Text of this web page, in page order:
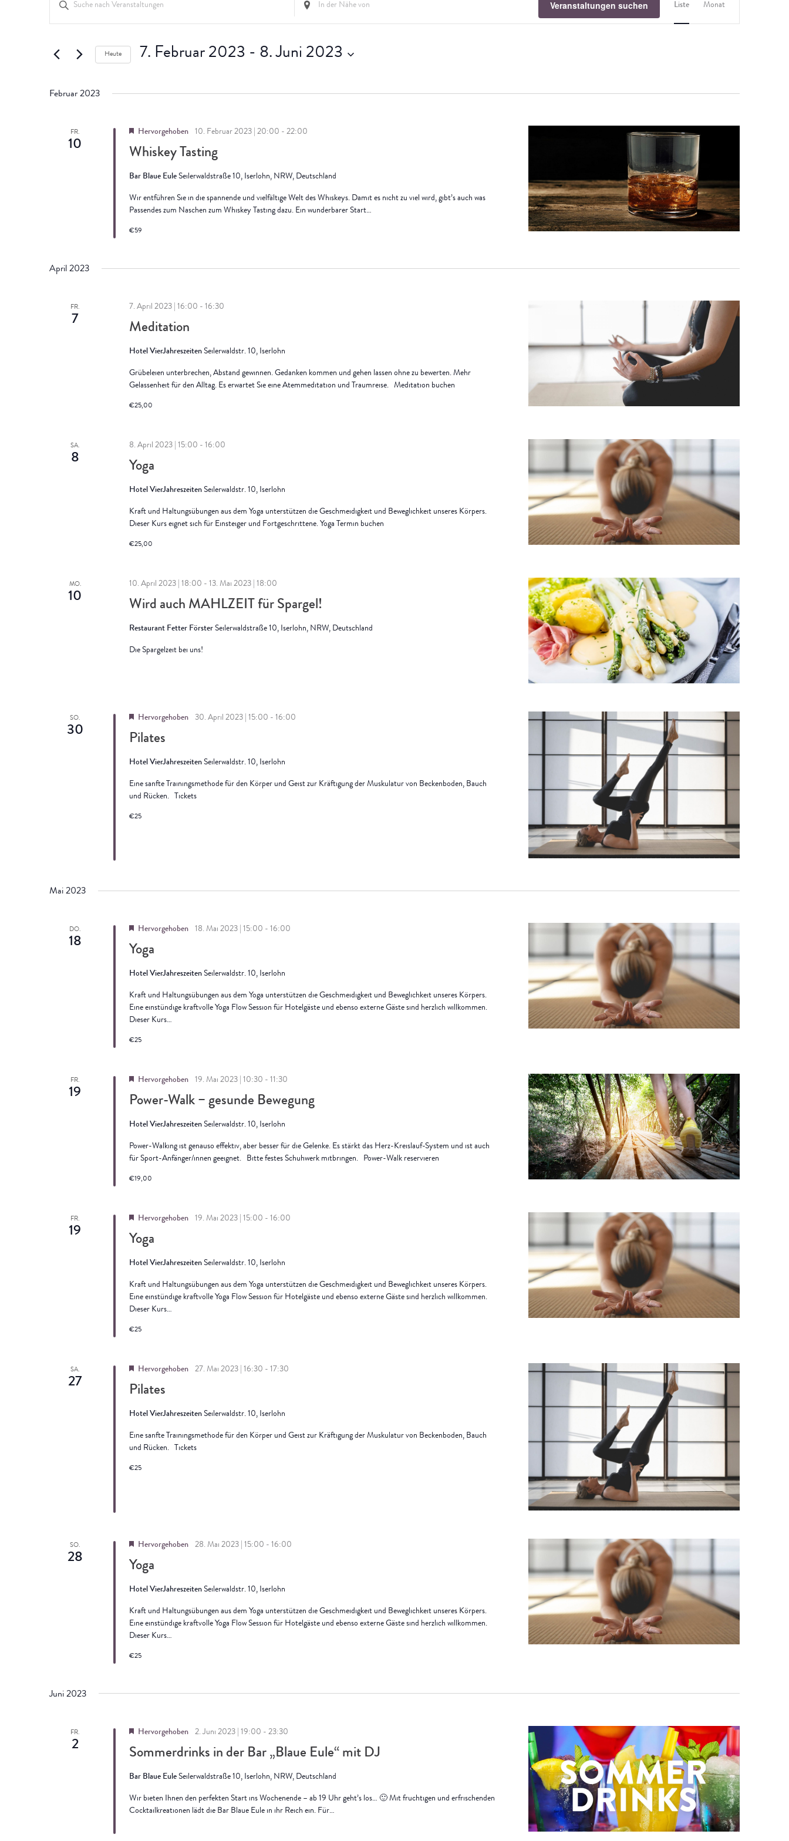
Suche
Navigation
Schlüsselwort
eingeben.
nach
Veranstaltungen
eingeben.
Suche
Veranstaltungen.
Veranstaltungen suchen Liste Monat
Heute 7. Februar 2023 - 8. Juni 2023
Februar 2023
FR.
10
Whiskey Tasting
Hervorgehoben 10. Februar 2023 | 20:00 - 22:00
Bar Blaue Eule Seilerwaldstraße 10, Iserlohn, NRW, Deutschland
Wir entführen Sie in die spannende und vielfältige Welt des Whiskeys. Damit es nicht zu viel wird, gibt’s auch was
Passendes zum Naschen zum Whiskey Tasting dazu. Ein wunderbarer Start…
€59
April 2023
FR.
7
Meditation
7. April 2023 | 16:00 - 16:30
Hotel VierJahreszeiten Seilerwaldstr. 10, Iserlohn
Grübeleien unterbrechen, Abstand gewinnen. Gedanken kommen und gehen lassen ohne zu bewerten. Mehr
Gelassenheit für den Alltag. Es erwartet Sie eine Atemmeditation und Traumreise. Meditation buchen
€25,00
SA.
8
Yoga
8. April 2023 | 15:00 - 16:00
Hotel VierJahreszeiten Seilerwaldstr. 10, Iserlohn
Kraft und Haltungsübungen aus dem Yoga unterstützen die Geschmeidigkeit und Beweglichkeit unseres Körpers.
Dieser Kurs eignet sich für Einsteiger und Fortgeschrittene. Yoga Termin buchen
€25,00
MO.
10
Wird auch MAHLZEIT für Spargel!
10. April 2023 | 18:00 - 13. Mai 2023 | 18:00
Restaurant Fetter Förster Seilerwaldstraße 10, Iserlohn, NRW, Deutschland
Die Spargelzeit bei uns!
SO.
30
Pilates
Hervorgehoben 30. April 2023 | 15:00 - 16:00
Hotel VierJahreszeiten Seilerwaldstr. 10, Iserlohn
Eine sanfte Trainingsmethode für den Körper und Geist zur Kräftigung der Muskulatur von Beckenboden, Bauch
und Rücken. Tickets
€25
Mai 2023
DO.
18
Yoga
Hervorgehoben 18. Mai 2023 | 15:00 - 16:00
Hotel VierJahreszeiten Seilerwaldstr. 10, Iserlohn
Kraft und Haltungsübungen aus dem Yoga unterstützen die Geschmeidigkeit und Beweglichkeit unseres Körpers.
Eine einstündige kraftvolle Yoga Flow Session für Hotelgäste und ebenso externe Gäste sind herzlich willkommen.
Dieser Kurs…
€25
FR.
19
Power-Walk – gesunde Bewegung
Hervorgehoben 19. Mai 2023 | 10:30 - 11:30
Hotel VierJahreszeiten Seilerwaldstr. 10, Iserlohn
Power-Walking ist genauso effektiv, aber besser für die Gelenke. Es stärkt das Herz-Kreislauf-System und ist auch
für Sport-Anfänger/innen geeignet. ​​​​​​​Bitte festes Schuhwerk mitbringen. Power-Walk reservieren
€19,00
FR.
19
Yoga
Hervorgehoben 19. Mai 2023 | 15:00 - 16:00
Hotel VierJahreszeiten Seilerwaldstr. 10, Iserlohn
Kraft und Haltungsübungen aus dem Yoga unterstützen die Geschmeidigkeit und Beweglichkeit unseres Körpers.
Eine einstündige kraftvolle Yoga Flow Session für Hotelgäste und ebenso externe Gäste sind herzlich willkommen.
Dieser Kurs…
€25
SA.
27
Pilates
Hervorgehoben 27. Mai 2023 | 16:30 - 17:30
Hotel VierJahreszeiten Seilerwaldstr. 10, Iserlohn
Eine sanfte Trainingsmethode für den Körper und Geist zur Kräftigung der Muskulatur von Beckenboden, Bauch
und Rücken. Tickets
€25
SO.
28
Yoga
Hervorgehoben 28. Mai 2023 | 15:00 - 16:00
Hotel VierJahreszeiten Seilerwaldstr. 10, Iserlohn
Kraft und Haltungsübungen aus dem Yoga unterstützen die Geschmeidigkeit und Beweglichkeit unseres Körpers.
Eine einstündige kraftvolle Yoga Flow Session für Hotelgäste und ebenso externe Gäste sind herzlich willkommen.
Dieser Kurs…
€25
Juni 2023
FR.
2
Sommerdrinks in der Bar „Blaue Eule“ mit DJ
Hervorgehoben 2. Juni 2023 | 19:00 - 23:30
Bar Blaue Eule Seilerwaldstraße 10, Iserlohn, NRW, Deutschland
Wir bieten Ihnen den perfekten Start ins Wochenende – ab 19 Uhr geht’s los… 🙂 Mit fruchtigen und erfrischenden
Cocktailkreationen lädt die Bar Blaue Eule in ihr Reich ein. Für…